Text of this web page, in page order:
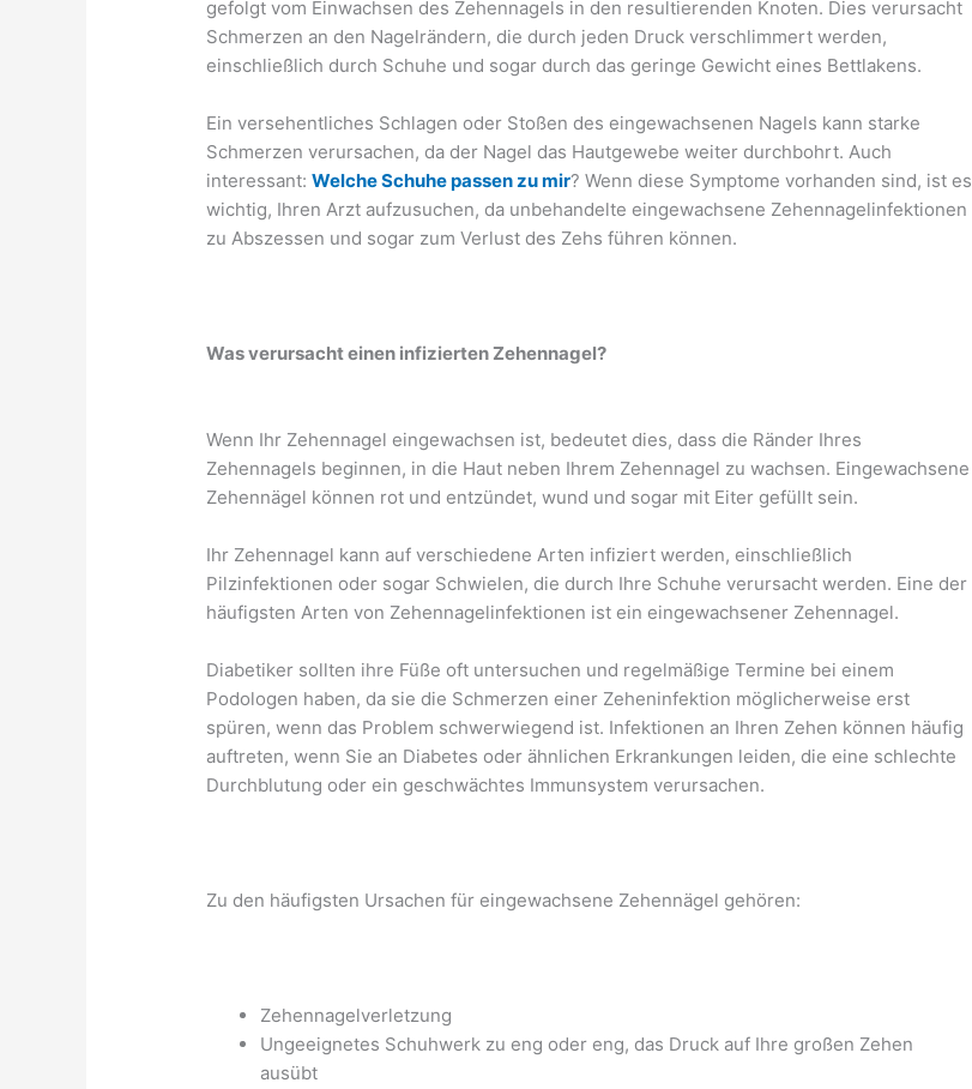
gefolgt vom Einwachsen des Zehennagels in den resultierenden Knoten. Dies verursacht
Schmerzen an den Nagelrändern, die durch jeden Druck verschlimmert werden,
einschließlich durch Schuhe und sogar durch das geringe Gewicht eines Bettlakens.
Ein versehentliches Schlagen oder Stoßen des eingewachsenen Nagels kann starke
Schmerzen verursachen, da der Nagel das Hautgewebe weiter durchbohrt. Auch
interessant:Welche Schuhe passen zu mir? Wenn diese Symptome vorhanden sind, ist es
wichtig, Ihren Arzt aufzusuchen, da unbehandelte eingewachsene Zehennagelinfektionen
zu Abszessen und sogar zum Verlust des Zehs führen können.
Was verursacht einen infizierten Zehennagel?
Wenn Ihr Zehennagel eingewachsen ist, bedeutet dies, dass die Ränder Ihres
Zehennagels beginnen, in die Haut neben Ihrem Zehennagel zu wachsen. Eingewachsene
Zehennägel können rot und entzündet, wund und sogar mit Eiter gefüllt sein.
Ihr Zehennagel kann auf verschiedene Arten infiziert werden, einschließlich
Pilzinfektionen oder sogar Schwielen, die durch Ihre Schuhe verursacht werden. Eine der
häufigsten Arten von Zehennagelinfektionen ist ein eingewachsener Zehennagel.
Diabetiker sollten ihre Füße oft untersuchen und regelmäßige Termine bei einem
Podologen haben, da sie die Schmerzen einer Zeheninfektion möglicherweise erst
spüren, wenn das Problem schwerwiegend ist. Infektionen an Ihren Zehen können häufig
auftreten, wenn Sie an Diabetes oder ähnlichen Erkrankungen leiden, die eine schlechte
Durchblutung oder ein geschwächtes Immunsystem verursachen.
Zu den häufigsten Ursachen für eingewachsene Zehennägel gehören:
Zehennagelverletzung
Ungeeignetes Schuhwerk zu eng oder eng, das Druck auf Ihre großen Zehen
ausübt